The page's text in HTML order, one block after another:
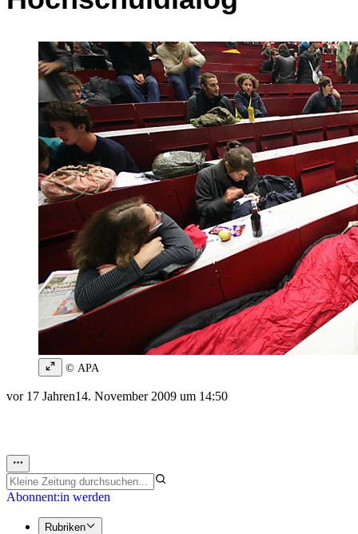
© APA
vor 17 Jahren14. November 2009 um 14:50
Abonnent:in werden
Rubriken